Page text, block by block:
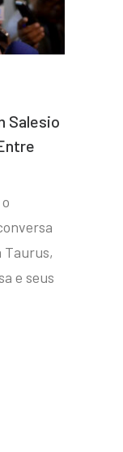
Salesio
Taurus,
e seus